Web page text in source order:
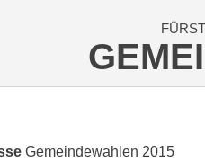
Gemeindewahlen 2015